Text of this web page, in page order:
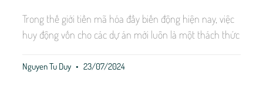
Trong thế giới tiền mã hóa đầy biến động hiện nay, việc
huy động vốn cho các dự án mới luôn là một thách thức
Nguyen Tu Duy 23/07/2024